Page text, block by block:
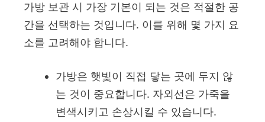
가방 보관 시 가장 기본이 되는 것은 적절한 공
간을 선택하는 것입니다. 이를 위해 몇 가지 요
소를 고려해야 합니다.
가방은 햇빛이 직접 닿는 곳에 두지 않
는 것이 중요합니다. 자외선은 가죽을
변색시키고 손상시킬 수 있습니다.